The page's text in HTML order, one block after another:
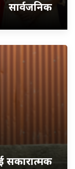
सार्वजनिक
सकारात्मक